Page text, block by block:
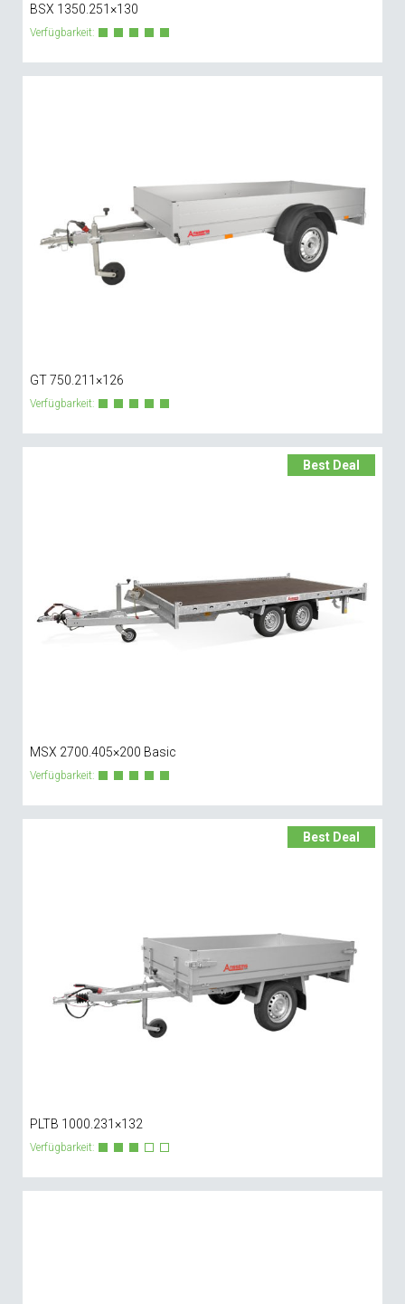
BSX 1350.251×130
Verfügbarkeit:
GT 750.211×126
Verfügbarkeit:
Best Deal
MSX 2700.405×200 Basic
Verfügbarkeit:
Best Deal
PLTB 1000.231×132
Verfügbarkeit: